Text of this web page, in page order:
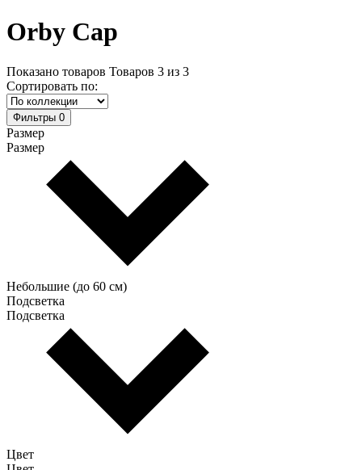
Orby Cap
Показано товаров Товаров 3 из 3
Сортировать по:
Фильтры 0
Размер
Размер
Небольшие (до 60 см)
Подсветка
Подсветка
Цвет